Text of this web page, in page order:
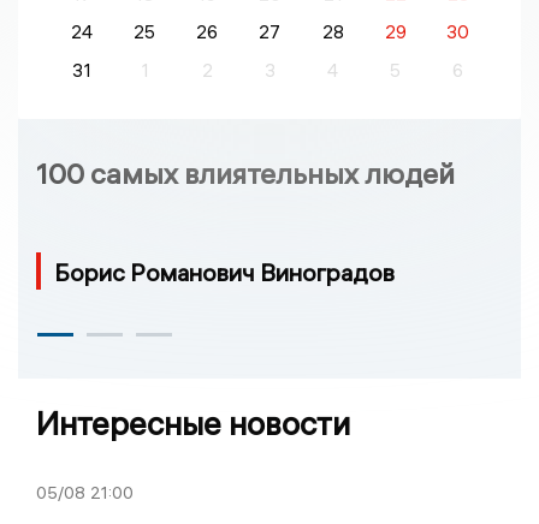
24
25 26 27 28 29
30
31
1 2 3 4 5 6
100 самых влиятельных людей
Борис Романович Виноградов
Интересные новости
05/08 21:00